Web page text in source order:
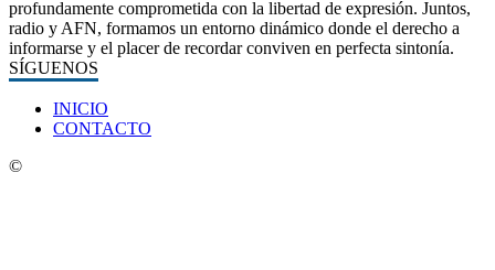
profundamente comprometida con la libertad de expresión. Juntos,
radio y AFN, formamos un entorno dinámico donde el derecho a
informarse y el placer de recordar conviven en perfecta sintonía.
SÍGUENOS
INICIO
CONTACTO
©